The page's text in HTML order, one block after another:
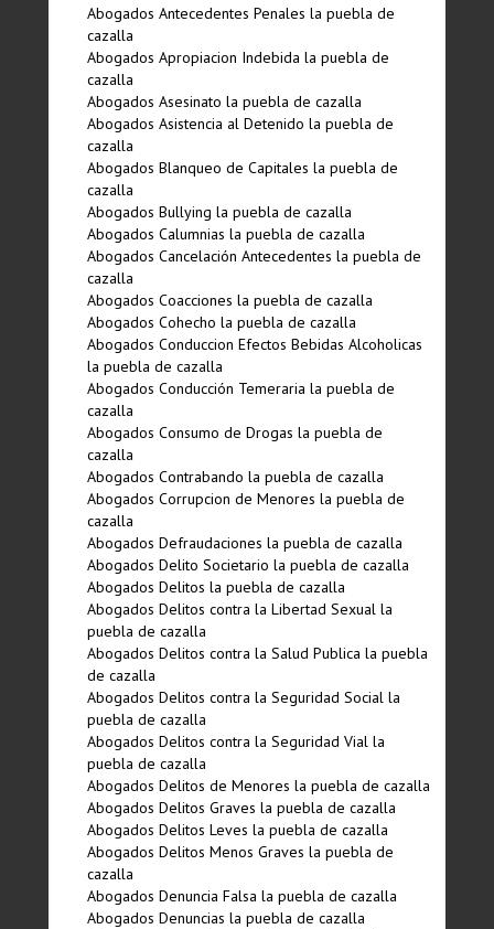
Abogados Antecedentes Penales la puebla de
cazalla
Abogados Apropiacion Indebida la puebla de
cazalla
Abogados Asesinato la puebla de cazalla
Abogados Asistencia al Detenido la puebla de
cazalla
Abogados Blanqueo de Capitales la puebla de
cazalla
Abogados Bullying la puebla de cazalla
Abogados Calumnias la puebla de cazalla
Abogados Cancelación Antecedentes la puebla de
cazalla
Abogados Coacciones la puebla de cazalla
Abogados Cohecho la puebla de cazalla
Abogados Conduccion Efectos Bebidas Alcoholicas
la puebla de cazalla
Abogados Conducción Temeraria la puebla de
cazalla
Abogados Consumo de Drogas la puebla de
cazalla
Abogados Contrabando la puebla de cazalla
Abogados Corrupcion de Menores la puebla de
cazalla
Abogados Defraudaciones la puebla de cazalla
Abogados Delito Societario la puebla de cazalla
Abogados Delitos la puebla de cazalla
Abogados Delitos contra la Libertad Sexual la
puebla de cazalla
Abogados Delitos contra la Salud Publica la puebla
de cazalla
Abogados Delitos contra la Seguridad Social la
puebla de cazalla
Abogados Delitos contra la Seguridad Vial la
puebla de cazalla
Abogados Delitos de Menores la puebla de cazalla
Abogados Delitos Graves la puebla de cazalla
Abogados Delitos Leves la puebla de cazalla
Abogados Delitos Menos Graves la puebla de
cazalla
Abogados Denuncia Falsa la puebla de cazalla
Abogados Denuncias la puebla de cazalla